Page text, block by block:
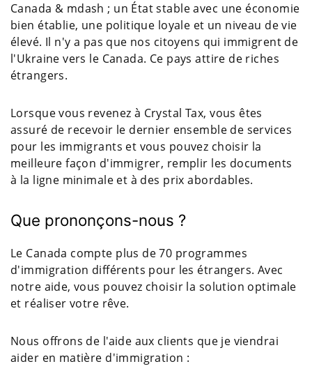
Canada & mdash ; un État stable avec une économie
bien établie, une politique loyale et un niveau de vie
élevé. Il n'y a pas que nos citoyens qui immigrent de
l'Ukraine vers le Canada. Ce pays attire de riches
étrangers.
Lorsque vous revenez à Crystal Tax, vous êtes
assuré de recevoir le dernier ensemble de services
pour les immigrants et vous pouvez choisir la
meilleure façon d'immigrer, remplir les documents
à la ligne minimale et à des prix abordables.
Que prononçons-nous ?
Le Canada compte plus de 70 programmes
d'immigration différents pour les étrangers. Avec
notre aide, vous pouvez choisir la solution optimale
et réaliser votre rêve.
Nous offrons de l'aide aux clients que je viendrai
aider en matière d'immigration :